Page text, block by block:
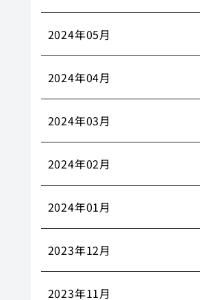
2024年05月
2024年04月
2024年03月
2024年02月
2024年01月
2023年12月
2023年11月